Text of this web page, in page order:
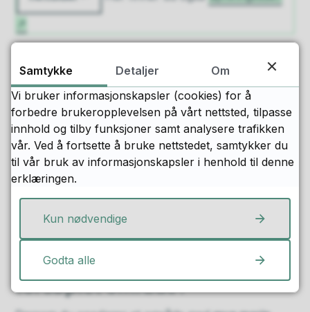
Vis hensyn til natur og dyreliv
God planlegging gjør det mulig å rydde også i
sårbare områder.
Unngå å forstyrre hekkende fugler og dyreliv
Ikke rydd i områder med
Sjekk om området ernaturreservat eller
hensynssone
med ferdselsrestriksjoner
Har du funnet et sterkt
forsøplet område?
Samtykke Detaljer
Om
Vi bruker informasjonskapsler (cookies) for å
forbedre brukeropplevelsen på vårt nettsted, tilpasse
innhold og tilby funksjoner samt analysere trafikken
vår. Ved å fortsette å bruke nettstedet, samtykker du
til vår bruk av informasjonskapsler i henhold til denne
erklæringen.
Kun nødvendige
Godta alle